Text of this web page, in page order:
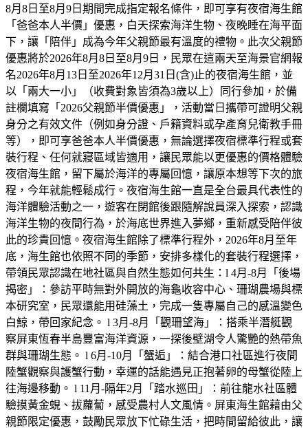
8月8日至8月9日期間完成指定報名條件，即可享有夜宿海生館
「爸爸本人半價」優惠，白天探索海洋生物、夜晚睡在海平面
下，讓「陪伴」成為今年父親節最有溫度的禮物。此次父親節
優惠將於2026年8月8日至8月9日，民眾在這兩天至海景官網報
名2026年8月13日至2026年12月31日(含)止的夜宿海生館，並
以「兩大一小」（收費對象皆須為3歲以上）同行參加，於備
註欄填寫「2026父親節半價優惠」，活動當日攜帶可證明父親
身分之有效文件（例如身分證、戶籍資料或孕產育兒衛教手冊
等），即可享爸爸本人半價優惠，無論選擇夜宿標準行程或套
裝行程、任何就寢區域皆適用，讓民眾能以更優惠的價格體驗
夜宿海生館，留下屬於海洋的專屬回憶，讓原本想等下次的旅
程，今年就能輕鬆成行。夜宿海生館一直是全台最具代表性的
海洋體驗活動之一，遊客在閉館後跟隨解說員深入探索，認識
海洋生物的夜間行為，於海底世界進入夢鄉，重新感受陪伴彼
此的珍貴回憶。夜宿海生館除了標準行程外，2026年8月至年
底，海生館也依照不同的季節，安排多樣化的套裝行程選擇，
帶領民眾認識在地社區與自然生態如何共生：l 4月-8月「後場
揭密」：參訪平時無對外開放的海龜收容中心、珊瑚農場與標
本研究室，民眾還能用硅藻土，完成一隻專屬自己的感溫變色
白鯨，帶回家紀念。 l 3月-8月「觀珊望海」：搭乘半潛艇觀
察屏東恆春半島豐富海洋資源，一探後壁湖令人驚艷的熱帶魚
群與珊瑚生態。 l 6月-10月「蟹逅」：結合港口社區進行夜間
陸蟹觀察與護蟹行動，幸運的話能遇見正抱著卵的母蟹從陸上
往海邊移動。 l 11月-隔年2月「踏水巡田」：前往龍水社區體
驗摸黃金蜆、拔蘿蔔，感受農村人文風情。屏東海生館藉由父
親節限定優惠，鼓勵民眾放下忙碌生活，把時間留給彼此，讓